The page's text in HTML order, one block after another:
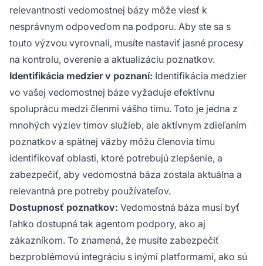
relevantnosti vedomostnej bázy môže viesť k
nesprávnym odpoveďom na podporu. Aby ste sa s
touto výzvou vyrovnali, musíte nastaviť jasné procesy
na kontrolu, overenie a aktualizáciu poznatkov.
Identifikácia medzier v poznaní: Identifikácia medzier
vo vašej vedomostnej báze vyžaduje efektívnu
spoluprácu medzi členmi vášho tímu. Toto je jedna z
mnohých výziev tímov služieb, ale aktívnym zdieľaním
poznatkov a spätnej väzby môžu členovia tímu
identifikovať oblasti, ktoré potrebujú zlepšenie, a
zabezpečiť, aby vedomostná báza zostala aktuálna a
relevantná pre potreby používateľov.
Dostupnosť poznatkov: Vedomostná báza musí byť
ľahko dostupná tak agentom podpory, ako aj
zákazníkom. To znamená, že musíte zabezpečiť
bezproblémovú integráciu s inými platformami, ako sú